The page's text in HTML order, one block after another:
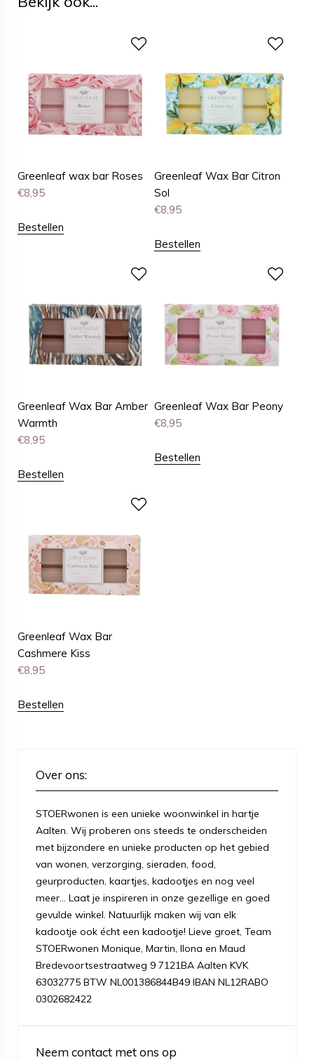
Greenleaf wax bar Roses
€8,95
Bestellen
Greenleaf Wax Bar Citron
Sol
€8,95
Bestellen
Greenleaf Wax Bar Amber
Warmth
€8,95
Bestellen
Greenleaf Wax Bar Peony
€8,95
Bestellen
Greenleaf Wax Bar
Cashmere Kiss
€8,95
Bestellen
Over ons:
STOERwonen is een unieke woonwinkel in hartje
Aalten. Wij proberen ons steeds te onderscheiden
met bijzondere en unieke producten op het gebied
van wonen, verzorging, sieraden, food,
geurproducten, kaartjes, kadootjes en nog veel
meer... Laat je inspireren in onze gezellige en goed
gevulde winkel. Natuurlijk maken wij van elk
kadootje ook écht een kadootje! Lieve groet, Team
STOERwonen Monique, Martin, Ilona en Maud
Bredevoortsestraatweg 9 7121BA Aalten KVK
63032775 BTW NL001386844B49 IBAN NL12RABO
0302682422
Neem contact met ons op